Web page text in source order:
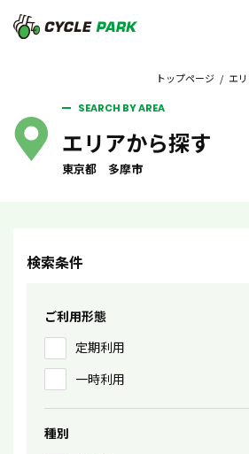
トップページ / エ
SEARCH BY AREA
エリアから探す
東京都 多摩市
検索条件
ご利用形態
定期利用
一時利用
種別